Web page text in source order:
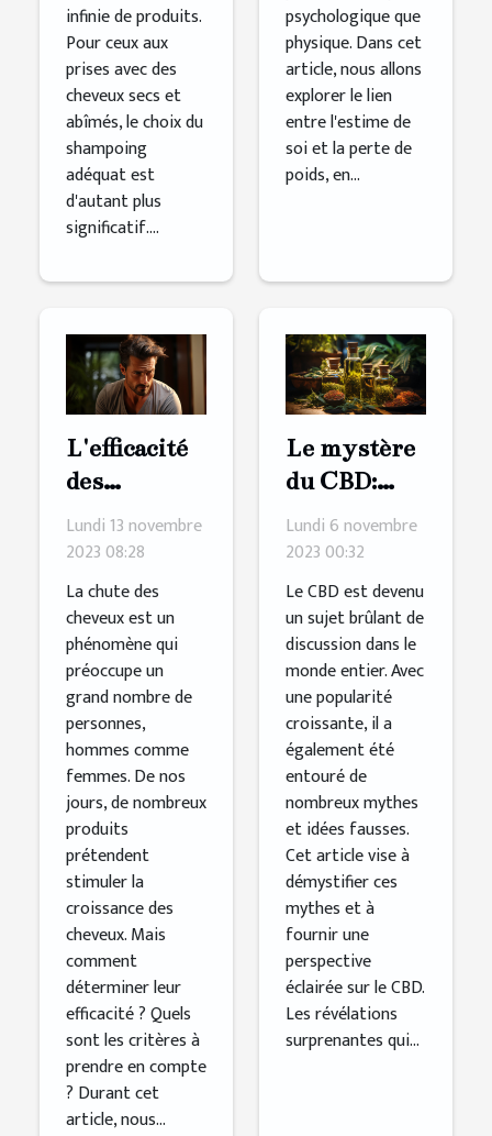
infinie de produits.
Pour ceux aux
prises avec des
cheveux secs et
abîmés, le choix du
shampoing
adéquat est
d'autant plus
significatif....
psychologique que
physique. Dans cet
article, nous allons
explorer le lien
entre l'estime de
soi et la perte de
poids, en...
L'efficacité
des
produits
pour
stimuler la
croissance
des cheveux
Lundi 13 novembre
2023 08:28
La chute des
cheveux est un
phénomène qui
préoccupe un
grand nombre de
personnes,
hommes comme
femmes. De nos
jours, de nombreux
produits
prétendent
stimuler la
croissance des
cheveux. Mais
comment
déterminer leur
efficacité ? Quels
sont les critères à
prendre en compte
? Durant cet
article, nous...
Le mystère
du CBD:
Débunking
les mythes
Lundi 6 novembre
2023 00:32
Le CBD est devenu
un sujet brûlant de
discussion dans le
monde entier. Avec
une popularité
croissante, il a
également été
entouré de
nombreux mythes
et idées fausses.
Cet article vise à
démystifier ces
mythes et à
fournir une
perspective
éclairée sur le CBD.
Les révélations
surprenantes qui...